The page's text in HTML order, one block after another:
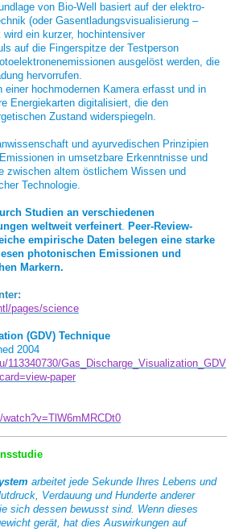
von Bio-Well basiert auf der elektro-
(oder Gasentladungsvisualisierung –
ein kurzer, hochintensiver
auf die Fingerspitze der Testperson
ausgelöst werden, die
hervorrufen.
einer hochmodernen Kamera erfasst und in
Energiekarten digitalisiert, die den
Zustand widerspiegeln.
und ayurvedischen Prinzipien
in umsetzbare Erkenntnisse und
zwischen altem östlichem Wissen und
Technologie.
Studien an verschiedenen
weltweit verfeinert. Peer-Review-
empirische Daten belegen eine starke
photonischen Emissionen und
Markern.
pages/science
(GDV) Technique
2004
113340730/Gas_Discharge_Visualization_GDV
paper
arbeitet jede Sekunde Ihres Lebens und
Verdauung und Hunderte anderer
sich dessen bewusst sind. Wenn dieses
gerät, hat dies Auswirkungen auf